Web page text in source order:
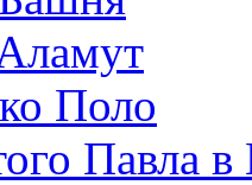
Поло
Павла